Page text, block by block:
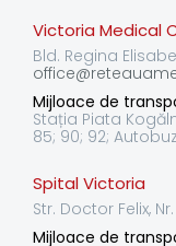
Victoria Medical
Bld. Regina
Mijloace de
Stația Piata
85; 90; 92;
Spital Victoria
Str. Doctor Felix,
Mijloace de